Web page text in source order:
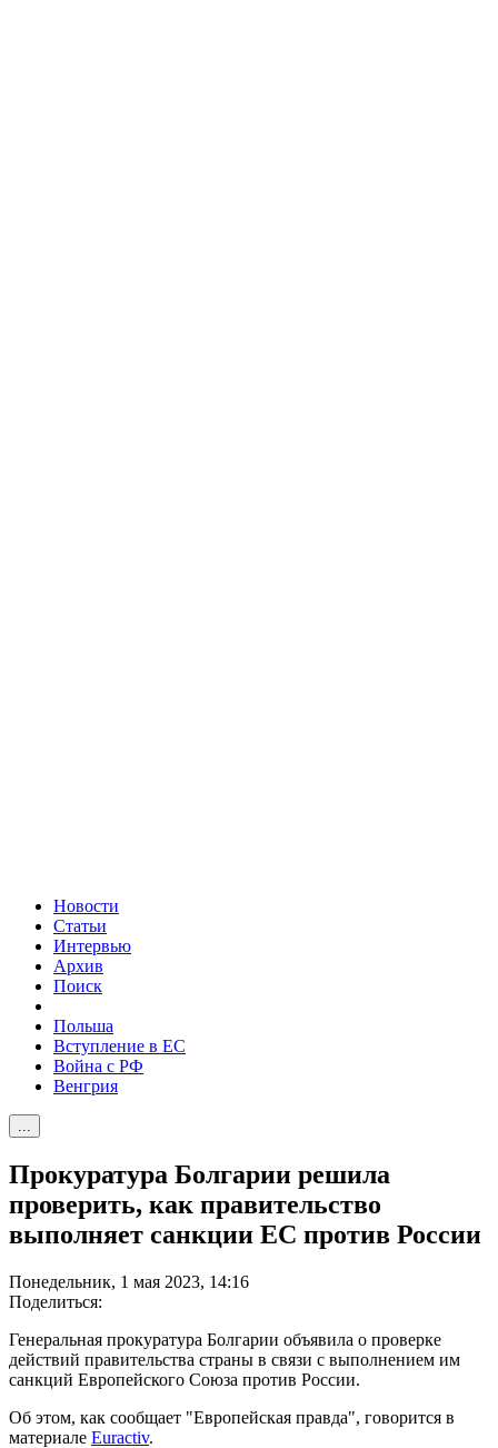
Новости
Статьи
Интервью
Архив
Поиск
Польша
Вступление в ЕС
Война с РФ
Венгрия
Прокуратура Болгарии решила
проверить, как правительство
выполняет санкции ЕС против России
Понедельник, 1 мая 2023, 14:16
Поделиться:
Генеральная прокуратура Болгарии объявила о проверке
действий правительства страны в связи с выполнением им
санкций Европейского Союза против России.
Об этом, как сообщает "Европейская правда", говорится в
материале Euractiv.